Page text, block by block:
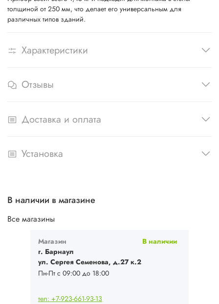
толщиной от 250 мм, что делает его универсальным для
различных типов зданий.
Характеристики
Отзывы
Доставка и оплата
Установка
В наличии в магазине
Все магазины
Магазин
В наличии
г. Барнаул
ул. Сергея Семенова, д.27 к.2
Пн-Пт с 09:00 до 18:00
тел: +7-923-661-93-13